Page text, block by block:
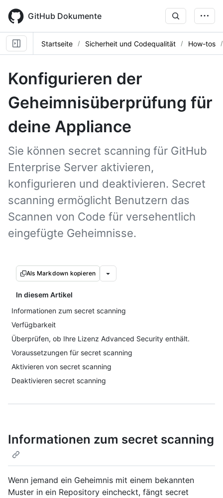
main
content
GitHub Dokumente
Startseite Sicherheit und Codequalität How-tos
Konfigurieren der
Geheimnisüberprüfung für
deine Appliance
Sie können secret scanning für GitHub
Enterprise Server aktivieren,
konfigurieren und deaktivieren. Secret
scanning ermöglicht Benutzern das
Scannen von Code für versehentlich
eingefügte Geheimnisse.
Als Markdown kopieren
In diesem Artikel
Informationen zum secret scanning
Verfügbarkeit
Überprüfen, ob Ihre Lizenz Advanced Security enthält.
Voraussetzungen für secret scanning
Aktivieren von secret scanning
Deaktivieren secret scanning
Informationen zum secret scanning
Wenn jemand ein Geheimnis mit einem bekannten
Muster in ein Repository eincheckt, fängt secret